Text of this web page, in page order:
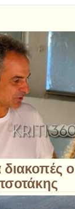
διακοπές ο